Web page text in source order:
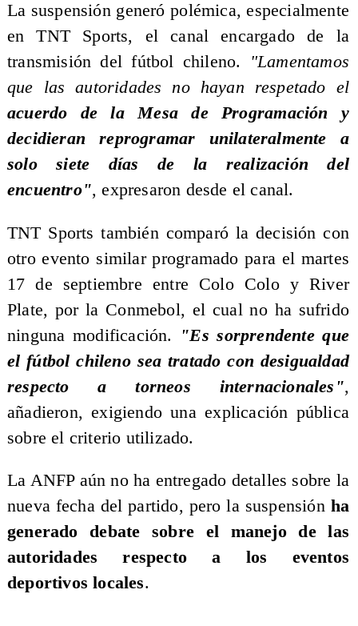
La suspensión generó polémica, especialmente
en TNT Sports, el canal encargado de la
transmisión del fútbol chileno. "Lamentamos
que las autoridades no hayan respetado el
acuerdo de la Mesa de Programación y
decidieran reprogramar unilateralmente a
solo siete días de la realización del
encuentro", expresaron desde el canal.
TNT Sports también comparó la decisión con
otro evento similar programado para el martes
17 de septiembre entre Colo Colo y River
Plate, por la Conmebol, el cual no ha sufrido
ninguna modificación.
"Es sorprendente que
el fútbol chileno sea tratado con desigualdad
respecto a torneos internacionales",
añadieron, exigiendo una explicación pública
sobre el criterio utilizado.
La ANFP aún no ha entregado detalles sobre la
nueva fecha del partido, pero la suspensiónha
generado debate sobre el manejo de las
autoridades respecto a los eventos
deportivos locales.